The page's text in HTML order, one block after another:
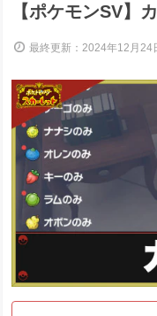
【ポケモンSV】
最終更新：2024年12月24